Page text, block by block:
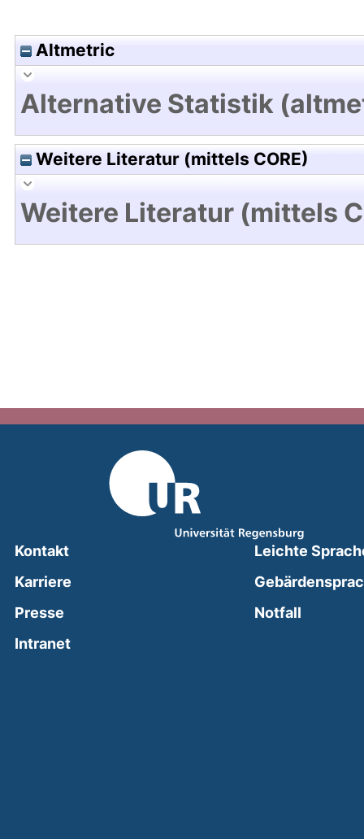
Altmetric
Alternative Statistik
Weitere Literatur (mittels CORE)
Weitere Literatur (mittels
Kontakt
Karriere
Presse
Intranet(external link, opens in a new window)
Leichte
Notfall